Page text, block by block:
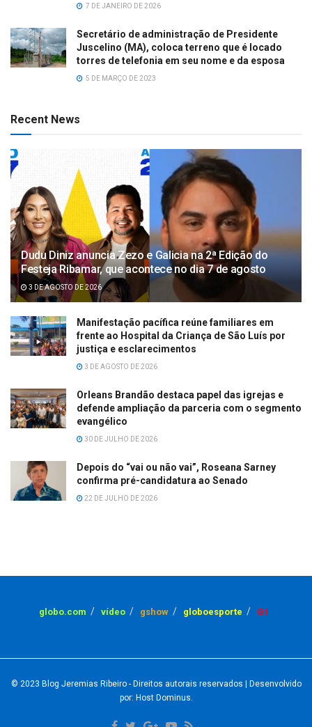
7 DE JANEIRO DE 2026
Secretário de administração de Presidente
Juscelino (MA), coloca terreno que é locado
torres de telefonia em seu nome e da esposa
5 DE MARÇO DE 2023
Recent News
Dudu Diniz anuncia Zezo e Galicia na 2ª Edição do
Festeja Ribamar, que acontece no dia 7 de agosto
3 DE AGOSTO DE 2026
Manifestação pacífica reúne familiares em
frente ao Hospital da Criança de São Luís por
justiça e esclarecimentos
3 DE AGOSTO DE 2026
Orleans Brandão destaca papel das igrejas e
defende ampliação da parceria com o segmento
evangélico
30 DE JULHO DE 2026
Depois do “vai ou não vai”, Roseana Sarney
confirma pré-candidatura ao Senado
22 DE JULHO DE 2026
globo.com vídeo gshow globoesporte G1
© 2023 Blog Jeremias Ribeiro- Direitos autorais reservados | Desenvolvido
por: Host Dominus.